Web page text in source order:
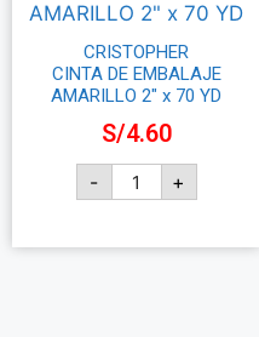
CRISTOPHER
CINTA DE EMBALAJE
AMARILLO 2″ x 70 YD
S/4.60
-
+